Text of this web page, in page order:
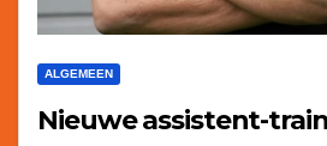
ALGEMEEN
Nieuwe assistent-